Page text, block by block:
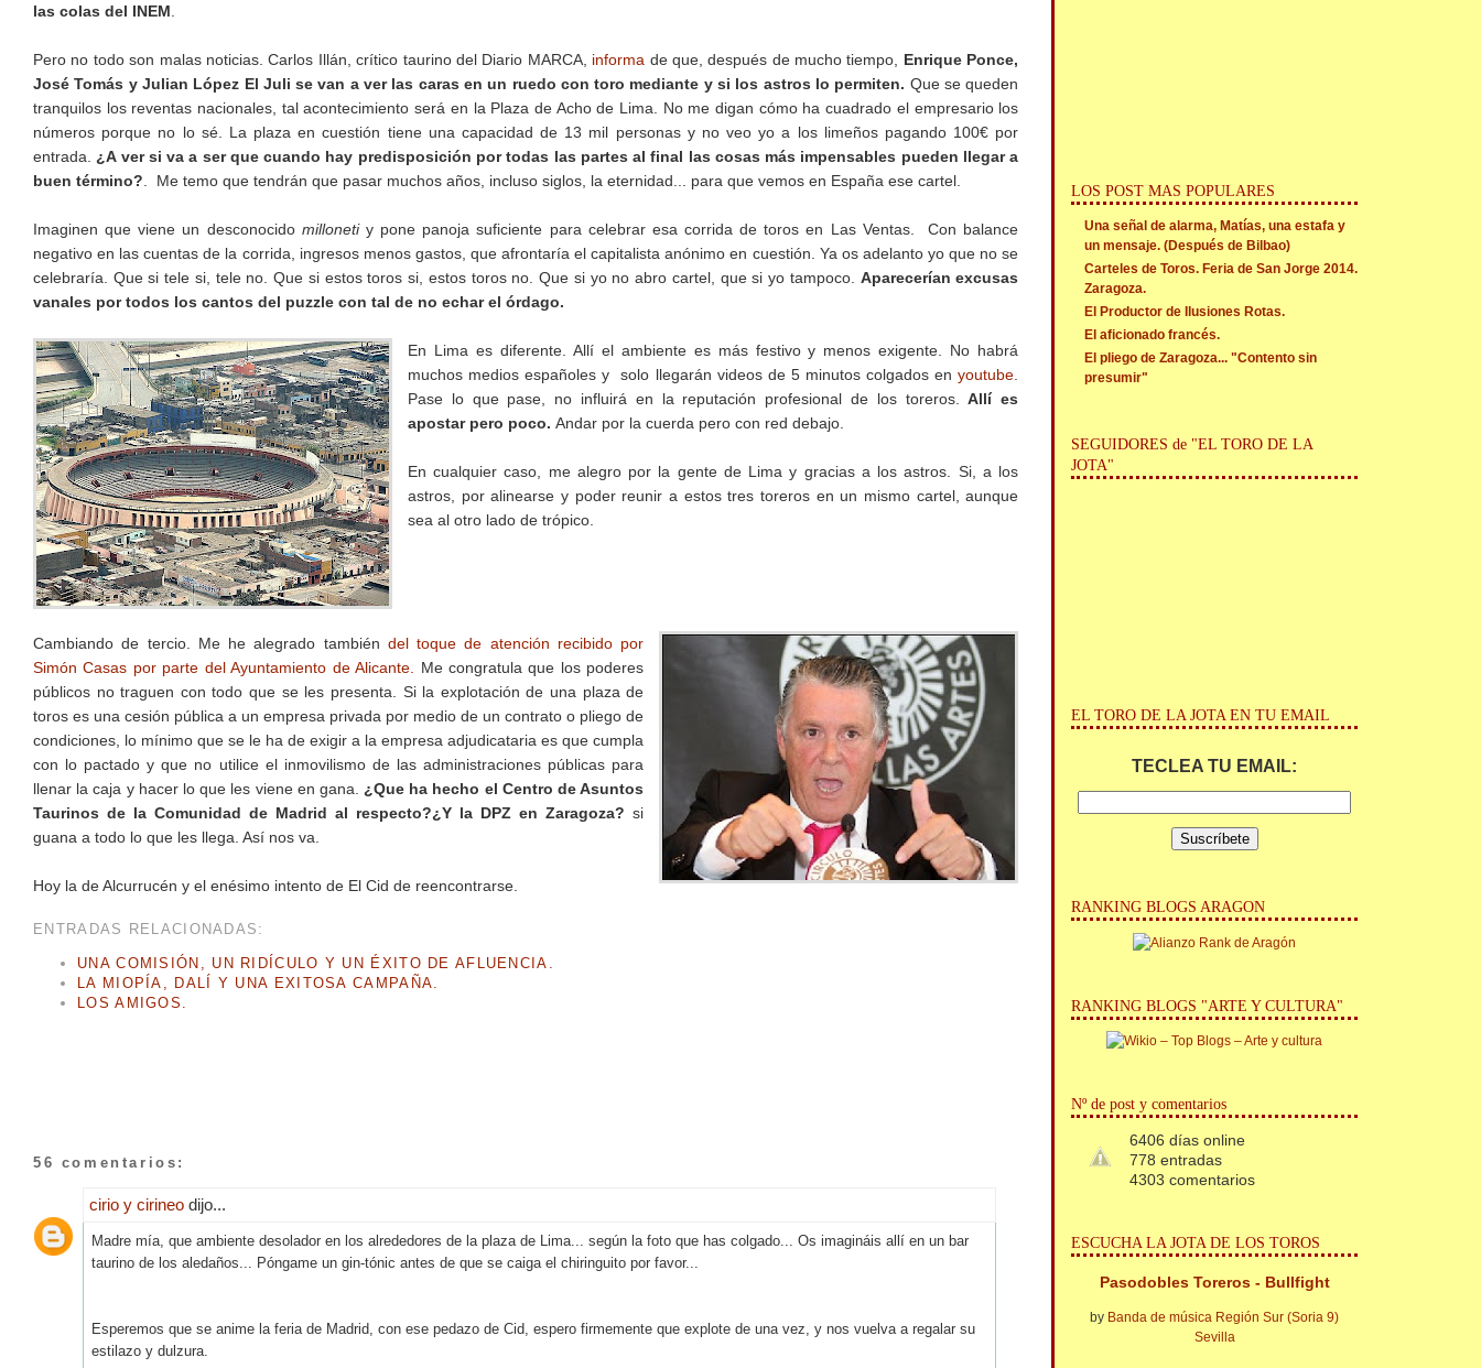
las colas del INEM
Pero no todo son malas noticias. Carlos Illán, crítico taurino del Diario MARCA, informa de que, después de mucho tiempo, Enrique Ponce,
José Tomás y Julian López El Juli se van a ver las caras en un ruedo con toro mediante y si los astros lo permiten. Que se queden
tranquilos los reventas nacionales, tal acontecimiento será en la Plaza de Acho de Lima. No me digan cómo ha cuadrado el empresario los
números porque no lo sé. La plaza en cuestión tiene una capacidad de 13 mil personas y no veo yo a los limeños pagando 100€ por
entrada. ¿A ver si va a ser que cuando hay predisposición por todas las partes al final las cosas más impensables pueden llegar a
buen término? . Me temo que tendrán que pasar muchos años, incluso siglos, la eternidad... para que vemos en España ese cartel.
Imaginen que viene un desconocido millonetiy pone panoja suficiente para celebrar esa corrida de toros en Las Ventas. Con balance
negativo en las cuentas de la corrida, ingresos menos gastos, que afrontaría el capitalista anónimo en cuestión. Ya os adelanto yo que no se
celebraría. Que si tele si, tele no. Que si estos toros si, estos toros no. Que si yo no abro cartel, que si yo tampoco. Aparecerían excusas
vanales por todos los cantos del puzzle con tal de no echar el órdago.
En Lima es diferente. Allí el ambiente es más festivo y menos exigente. No habrá
muchos medios españoles y solo llegarán videos de 5 minutos colgados enyoutube
Pase lo que pase, no influirá en la reputación profesional de los toreros.Allí es
apostar pero poco. Andar por la cuerda pero con red debajo.
En cualquier caso, me alegro por la gente de Lima y gracias a los astros. Si, a los
astros, por alinearse y poder reunir a estos tres toreros en un mismo cartel, aunque
sea al otro lado de trópico.
Cambiando de tercio. Me he alegrado también del toque de atención recibido por
Simón Casas por parte del Ayuntamiento de Alicante.
Me congratula que los poderes
públicos no traguen con todo que se les presenta. Si la explotación de una plaza de
toros es una cesión pública a un empresa privada por medio de un contrato o pliego de
condiciones, lo mínimo que se le ha de exigir a la empresa adjudicataria es que cumpla
con lo pactado y que no utilice el inmovilismo de las administraciones públicas para
llenar la caja y hacer lo que les viene en gana. ¿Que ha hecho el Centro de Asuntos
Taurinos de la Comunidad de Madrid al respecto?¿Y la DPZ en Zaragoza? si
guana a todo lo que les llega. Así nos va.
Hoy la de Alcurrucén y el enésimo intento de El Cid de reencontrarse.
ENTRADAS RELACIONADAS:
UNA COMISIÓN, UN RIDÍCULO Y UN ÉXITO DE AFLUENCIA.
LA MIOPÍA, DALÍ Y UNA EXITOSA CAMPAÑA.
LOS AMIGOS.
56 comentarios:
cirio y cirineo dijo...
Madre mía, que ambiente desolador en los alrededores de la plaza de Lima... según la foto que has colgado... Os imagináis allí en un bar
taurino de los aledaños... Póngame un gin-tónic antes de que se caiga el chiringuito por favor...
Esperemos que se anime la feria de Madrid, con ese pedazo de Cid, espero firmemente que explote de una vez, y nos vuelva a regalar su
estilazo y dulzura.
LOS POST MAS POPULARES
Una señal de alarma, Matías, una estafa y
un mensaje. (Después de Bilbao)
Carteles de Toros. Feria de San Jorge 2014.
Zaragoza.
El Productor de Ilusiones Rotas.
El aficionado francés.
El pliego de Zaragoza... "Contento sin
presumir"
SEGUIDORES de "EL TORO DE LA
JOTA"
EL TORO DE LA JOTA EN TU EMAIL
TECLEA TU EMAIL:
RANKING BLOGS ARAGON
RANKING BLOGS "ARTE Y CULTURA"
Nº de post y comentarios
6406 días online
778 entradas
4303 comentarios
ESCUCHA LA JOTA DE LOS TOROS
Pasodobles Toreros - Bullfight
by Banda de música Región Sur (Soria 9)
Sevilla